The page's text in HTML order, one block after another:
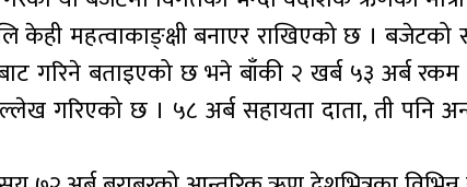
महत्वाकाङ्क्षी बनाएर राखिएको छ । बजेटको
गरिने बताइएको छ भने बाँकी २ खर्ब ५३ अर्ब रकम
गरिएको छ । ५८ अर्ब सहायता दाता, ती पनि